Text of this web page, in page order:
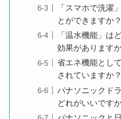
「スマホで洗濯
とができますか？
「温水機能」は
効果があります
省エネ機能とし
されていますか？
パナソニックド
どれがいいです